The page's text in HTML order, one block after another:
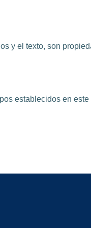
y el texto, son
establecidos en